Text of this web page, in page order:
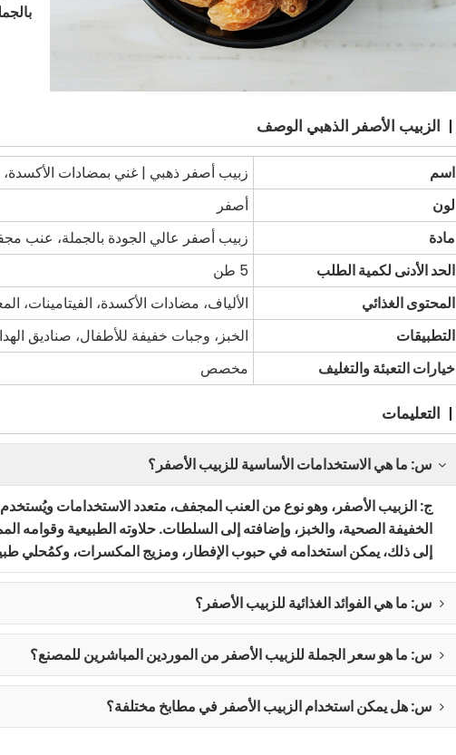
الزبيب الأصفر الذهبي الوصف
اسم
زبيب أصفر ذهبي | غني بمضادات
لون
أصفر
مادة
زبيب أصفر عالي الجودة بالجملة، عنب
الحد الأدنى لكمية الطلب
5 طن
المحتوى الغذائي
الألياف، مضادات الأكسدة، الفيتامينات،
التطبيقات
الخبز، وجبات خفيفة للأطفال، صناديق
خيارات التعبئة والتغليف
مخصص
التعليمات
س: ما هي الاستخدامات الأساسية للزبيب الأصفر؟
ج: الزبيب الأصفر، وهو نوع من العنب المجفف، متعدد الاستخدامات
الخفيفة الصحية، والخبز، وإضافته إلى السلطات. حلاوته الطبيعية وقوامه
إلى ذلك، يمكن استخدامه في حبوب الإفطار، ومزيج المكسرات، وكمُحلي
س: ما هي الفوائد الغذائية للزبيب الأصفر؟
س: ما هو سعر الجملة للزبيب الأصفر من الموردين المباشرين للمصنع؟
س: هل يمكن استخدام الزبيب الأصفر في مطابخ مختلفة؟